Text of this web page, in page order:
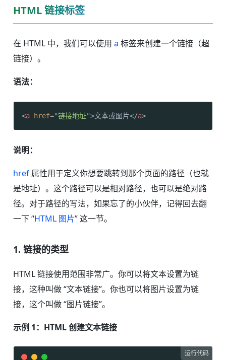
HTML 链接标签
在 HTML 中，我们可以使用 a 标签来创建一个链接（超
链接）。
语法：
<a href="链接地址">文本或图片</a>
说明：
href 属性用于定义你想要跳转到那个页面的路径（也就
是地址）。这个路径可以是相对路径，也可以是绝对路
径。对于路径的写法，如果忘了的小伙伴，记得回去翻
一下 “HTML 图片” 这一节。
1. 链接的类型
HTML 链接使用范围非常广。你可以将文本设置为链
接，这种叫做 “文本链接”。你也可以将图片设置为链
接，这个叫做 “图片链接”。
示例 1：HTML 创建文本链接
运行代码